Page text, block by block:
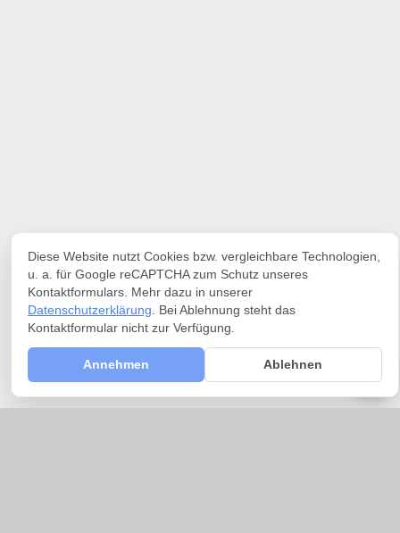
Diese Website nutzt Cookies bzw. vergleichbare Technologien,
u. a. für Google reCAPTCHA zum Schutz unseres
Kontaktformulars. Mehr dazu in unserer
Datenschutzerklärung . Bei Ablehnung steht das
Kontaktformular nicht zur Verfügung.
Annehmen Ablehnen